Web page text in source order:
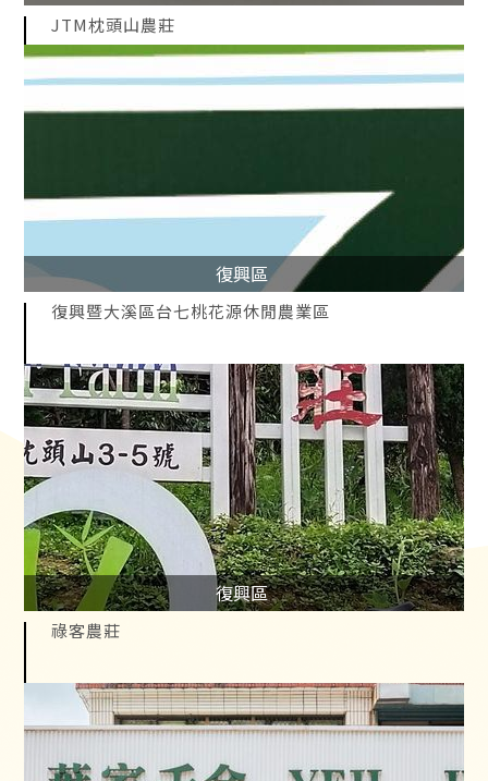
JTM枕頭山農莊
復興區
復興暨大溪區台七桃花源休閒農業區
復興區
祿客農莊